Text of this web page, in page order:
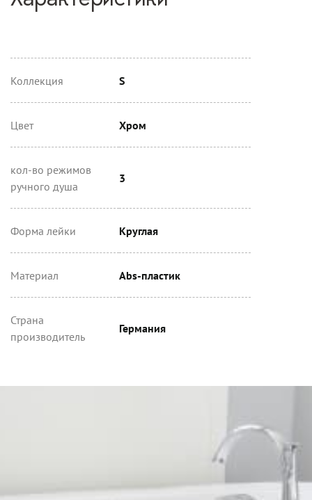
Коллекция S
Цвет Хром
кол-во режимов
ручного душа
3
Форма лейки Круглая
Материал Abs-пластик
Страна
производитель
Германия